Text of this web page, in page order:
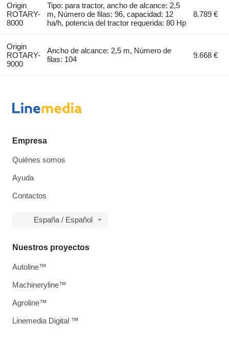
Origin
ROTARY-
8000
Tipo: para tractor, ancho de alcance: 2,5
m, Número de filas: 96, capacidad: 12
ha/h, potencia del tractor requerida: 80 Hp
8.789 €
Origin
ROTARY-
9000
Ancho de alcance: 2,5 m, Número de
filas: 104
9.668 €
Empresa
Quiénes somos
Ayuda
Contactos
España / Español
Nuestros proyectos
Autoline™
Machineryline™
Agroline™
Linemedia Digital ™